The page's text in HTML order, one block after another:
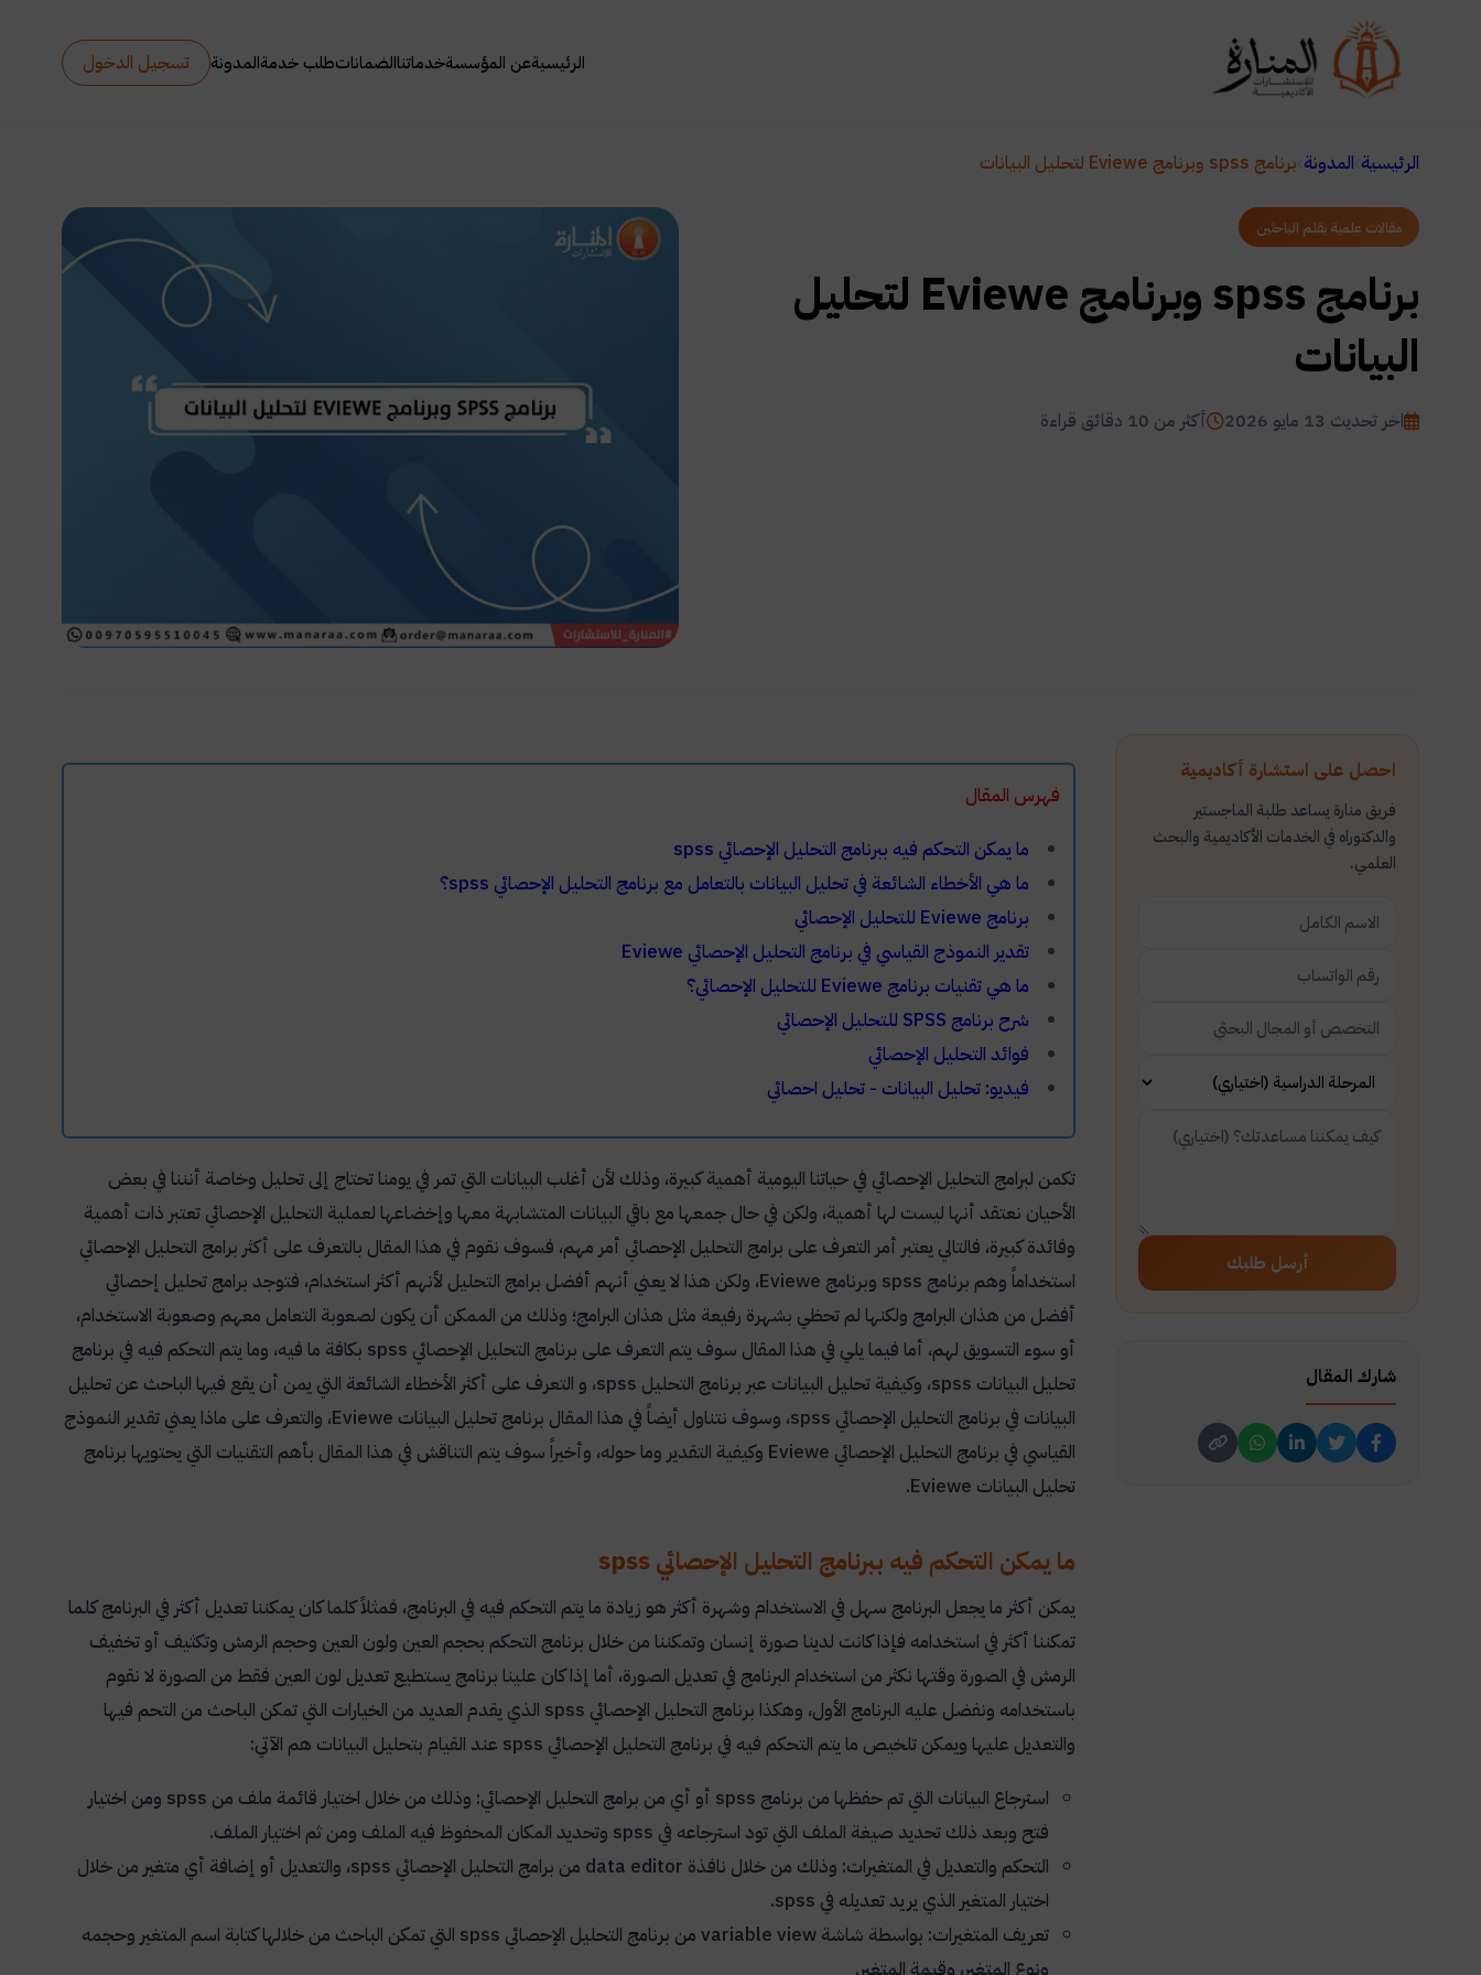
الرئيسيةعن المؤسسةخدماتناالضماناتطلب خدمةالمدونة تسجيل الدخول
الرئيسية المدونة برنامج spss وبرنامج Eviewe لتحليل البيانات
مقالات علمية بقلم الباحثين
برنامج spss وبرنامج Eviewe لتحليل
البيانات
اخر تحديث 13 مايو 2026 أكثر من 10 دقائق قراءة
احصل على استشارة أكاديمية
فريق منارة يساعد طلبة الماجستير
والدكتوراه في الخدمات الأكاديمية والبحث
العلمي.
أرسل طلبك
شارك المقال
فهرس المقال
ما يمكن التحكم فيه ببرنامج التحليل الإحصائي spss
ما هي الأخطاء الشائعة في تحليل البيانات بالتعامل مع برنامج التحليل الإحصائي spss؟
برنامج Eviewe للتحليل الإحصائي
تقدير النموذج القياسي في برنامج التحليل الإحصائي Eviewe
ما هي تقنيات برنامج Eviewe للتحليل الإحصائي؟
شرح برنامج SPSS للتحليل الإحصائي
فوائد التحليل الإحصائي
فيديو: تحليل البيانات - تحليل احصائي
تكمن لبرامج التحليل الإحصائي في حياتنا اليومية أهمية كبيرة، وذلك لأن أغلب البيانات التي تمر في يومنا تحتاج إلى تحليل وخاصة أنننا في بعض
الأحيان نعتقد أنها ليست لها أهمية، ولكن في حال جمعها مع باقي البيانات المتشابهة معها وإخضاعها لعملية التحليل الإحصائي تعتبر ذات أهمية
وفائدة كبيرة، فالتالي يعتبر أمر التعرف على برامج التحليل الإحصائي أمر مهم، فسوف نقوم في هذا المقال بالتعرف على أكثر برامج التحليل الإحصائي
استخداماً وهم برنامج spss وبرنامج Eviewe، ولكن هذا لا يعني أنهم أفضل برامج التحليل لأنهم أكثر استخدام، فتوجد برامج تحليل إحصائي
أفضل من هذان البرامج ولكنها لم تحظي بشهرة رفيعة مثل هذان البرامج؛ وذلك من الممكن أن يكون لصعوبة التعامل معهم وصعوبة الاستخدام،
أو سوء التسويق لهم، أما فيما يلي في هذا المقال سوف يتم التعرف على برنامج التحليل الإحصائي spss بكافة ما فيه، وما يتم التحكم فيه في برنامج
تحليل البيانات spss، وكيفية تحليل البيانات عبر برنامج التحليل spss، و التعرف على أكثر الأخطاء الشائعة التي يمن أن يقع فيها الباحث عن تحليل
البيانات في برنامج التحليل الإحصائي spss، وسوف نتناول أيضاً في هذا المقال برنامج تحليل البيانات Eviewe، والتعرف على ماذا يعني تقدير النموذج
القياسي في برنامج التحليل الإحصائي Eviewe وكيفية التقدير وما حوله، وأخيراً سوف يتم التناقش في هذا المقال بأهم التقنيات التي يحتويها برنامج
تحليل البيانات Eviewe
.
ما يمكن التحكم فيه ببرنامج التحليل الإحصائي spss
يمكن أكثر ما يجعل البرنامج سهل في الاستخدام وشهرة أكثر هو زيادة ما يتم التحكم فيه في البرنامج، فمثلاً كلما كان يمكننا تعديل أكثر في البرنامج كلما
تمكننا أكثر في استخدامه فإذا كانت لدينا صورة إنسان وتمكننا من خلال برنامج التحكم بحجم العين ولون العين وحجم الرمش وتكثيف أو تخفيف
الرمش في الصورة وقتها نكثر من استخدام البرنامج في تعديل الصورة، أما إذا كان علينا برنامج يستطيع تعديل لون العين فقط من الصورة لا نقوم
باستخدامه ونفضل عليه البرنامج الأول، وهكذا برنامج التحليل الإحصائي spss الذي يقدم العديد من الخيارات التي تمكن الباحث من التحم فيها
والتعديل عليها ويمكن تلخيص ما يتم التحكم فيه في برنامج التحليل الإحصائي spss عند القيام بتحليل البيانات هم الآتي:
استرجاع البيانات التي تم حفظها من برنامج spss أو أي من برامج التحليل الإحصائي: وذلك من خلال اختيار قائمة ملف من spss ومن اختيار
فتح وبعد ذلك تحديد صيغة الملف التي تود استرجاعه في spss وتحديد المكان المحفوظ فيه الملف ومن ثم اختيار الملف.
التحكم والتعديل في المتغيرات: وذلك من خلال نافذة data editor من برامج التحليل الإحصائي spss، والتعديل أو إضافة أي متغير من خلال
اختيار المتغير الذي يريد تعديله في spss
.
تعريف المتغيرات: بواسطة شاشة variable view من برنامج التحليل الإحصائي spss التي تمكن الباحث من خلالها كتابة اسم المتغير وحجمه
ونوع المتغير، وقيمة المتغير.